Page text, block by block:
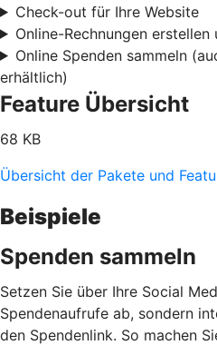
Check-out für Ihre Website
Online-Rechnungen erstellen
Online Spenden sammeln
erhältlich)
Feature Übersicht
68 KB
Übersicht der Pakete und
Beispiele
Spenden sammeln
Setzen Sie über Ihre Social
Spendenaufrufe ab, sondern
den Spendenlink. So machen